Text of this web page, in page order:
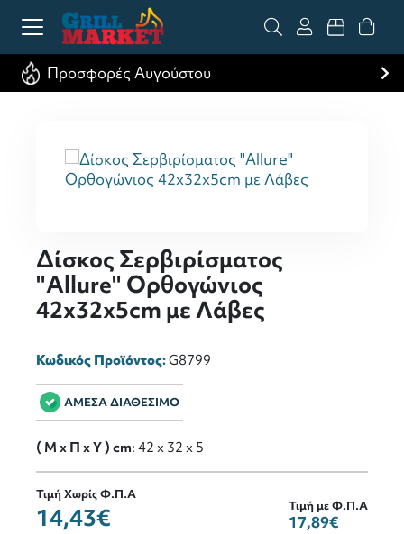
Προσφορές Αυγούστου
Δίσκος Σερβιρίσματος
"Allure" Ορθογώνιος
42x32x5cm με Λάβες
Κωδικός Προϊόντος:G8799
ΑΜΕΣΑ ΔΙΑΘΕΣΙΜΟ
( M x Π x Y ) cm: 42 x 32 x 5
Τιμή Χωρίς Φ.Π.Α
14,43€ Τιμή με Φ.Π.Α
17,89€